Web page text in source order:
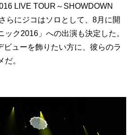
LIVE TOUR～SHOWDOWN
らにジコはソロとして、8月に開
ック2016」への出演も決定した。
ビューを飾りたい方に、彼らのラ
。